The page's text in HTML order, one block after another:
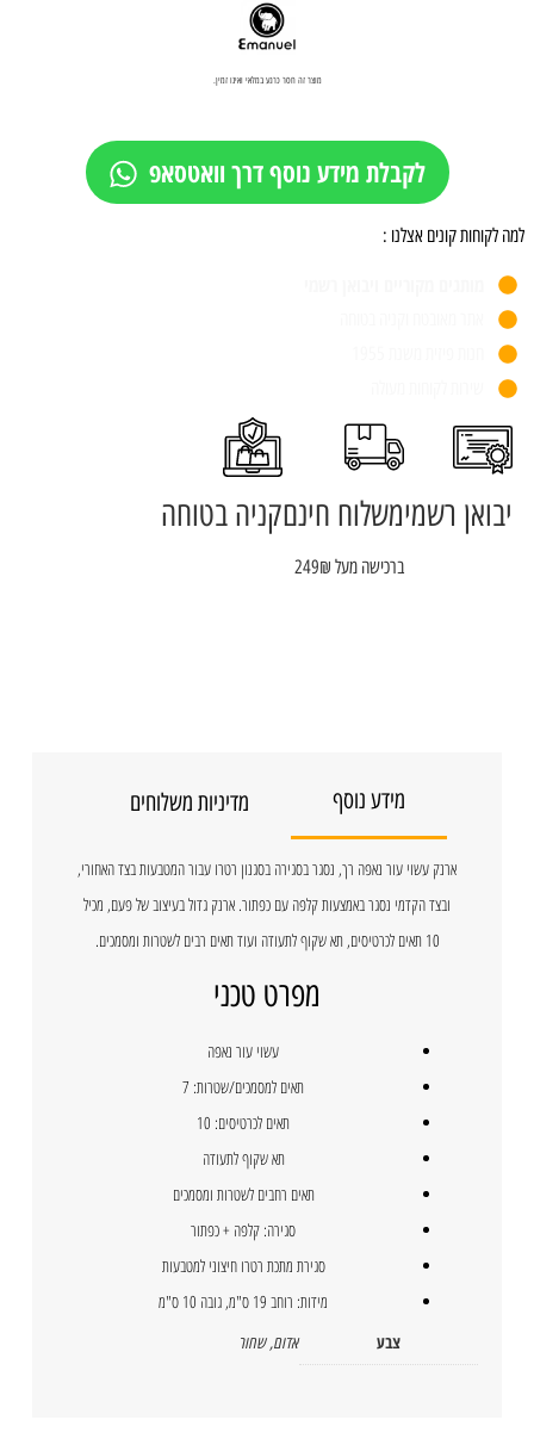
מוצר זה חסר כרגע במלאי ואינו זמין.
לקבלת מידע נוסף דרך וואטסאפ
למה לקוחות קונים אצלנו :
יבואן רשמימשלוח חינם
ברכישה מעל 249₪
קניה בטוחה
מידע נוסף מדיניות משלוחים
ארנק עשוי עור נאפה רך, נסגר בסגירה בסגנון רטרו עבור המטבעות בצד האחורי,
ובצד הקדמי נסגר באמצעות קלפה עם כפתור. ארנק גדול בעיצוב של פעם, מכיל
10 תאים לכרטיסים, תא שקוף לתעודה ועוד תאים רבים לשטרות ומסמכים.
מפרט טכני
עשוי עור נאפה
תאים למסמכים/שטרות: 7
תאים לכרטיסים: 10
תא שקוף לתעודה
תאים רחבים לשטרות ומסמכים
סגירה: קלפה + כפתור
סגירת מתכת רטרו חיצוני למטבעות
מידות: רוחב 19 ס"מ, גובה 10 ס"מ
צבע
אדום,שחור